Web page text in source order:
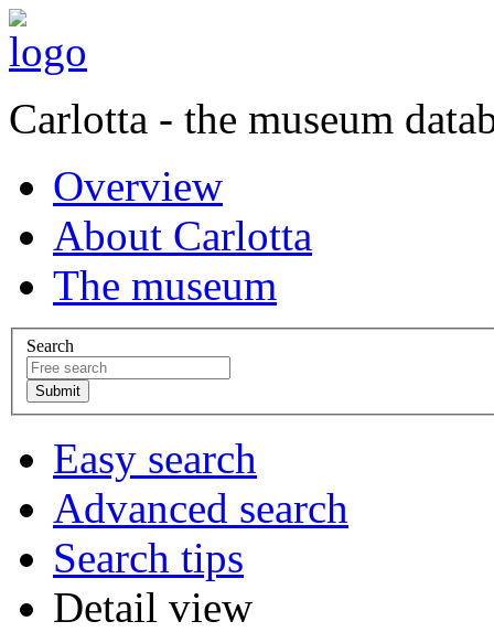
Carlotta - the museum
Overview
About Carlotta
The museum
Search
Easy search
Advanced search
Search tips
Detail view